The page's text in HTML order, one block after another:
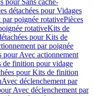
pour Sans cache-
détachées pour Vidages
poignée rotativePièces
rotativeKits de
pour Kits de
par poignée
pour Avec actionnement
de finition pour vidage
pour Kits de finition
Avec déclenchement par
Avec déclenchement par